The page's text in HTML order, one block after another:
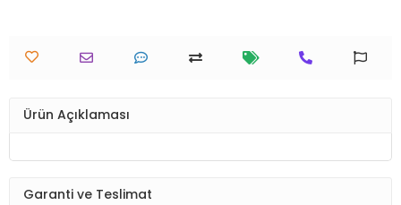
Ürün Açıklaması
Garanti ve Teslimat